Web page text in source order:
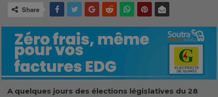
Share
A quelques jours des élections législatives du 28